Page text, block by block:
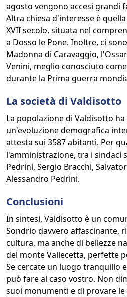
agosto vengono accesi grandi
Altra chiesa d'interesse è
XVII secolo, situata nel
a Dosso le Pone. Inoltre, ci
Madonna di Caravaggio,
Venini, meglio conosciuto
durante la Prima guerra
La società di Valdisotto
La popolazione di Valdisotto
un'evoluzione demografica
attesta sui 3587 abitanti. Per
l'amministrazione, tra i sindaci
Pedrini, Sergio Bracchi,
Alessandro Pedrini.
Conclusioni
In sintesi, Valdisotto è un
Sondrio davvero affascinante,
cultura, ma anche di bellezze
del monte Vallecetta, perfette
Se cercate un luogo tranquillo
può fare al caso vostro. Non
suoi monumenti e di provare le